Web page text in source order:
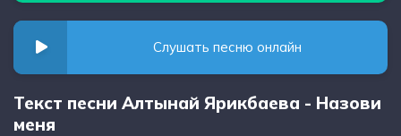
Слушать песню онлайн
Текст песни Алтынай Ярикбаева - Назови
меня